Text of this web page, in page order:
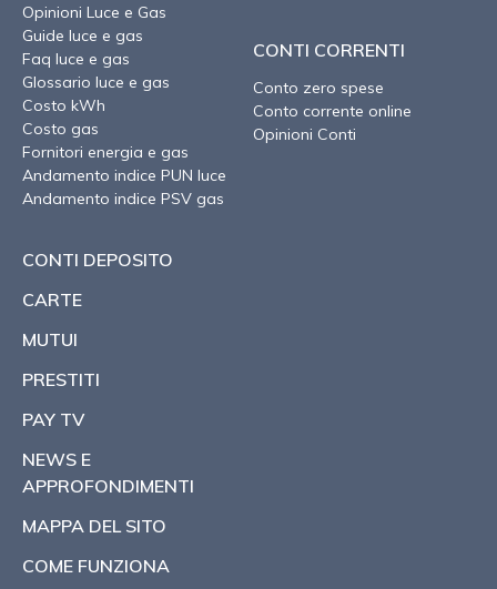
Opinioni Luce e Gas
Guide luce e gas
Faq luce e gas
Glossario luce e gas
Costo kWh
Costo gas
Fornitori energia e gas
Andamento indice PUN luce
Andamento indice PSV gas
CONTI CORRENTI
Conto zero spese
Conto corrente online
Opinioni Conti
CONTI DEPOSITO
CARTE
MUTUI
PRESTITI
PAY TV
NEWS E
APPROFONDIMENTI
MAPPA DEL SITO
COME FUNZIONA